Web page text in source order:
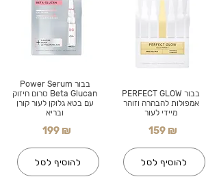
בבור Power Serum
Beta Glucan סרום חיזוק
עם בטא גלוקן לעור קורן
ובריא
199 ₪
להוסיף לסל
בבור PERFECT GLOW
אמפולות להבהרה וזוהר
מיידי לעור
159 ₪
להוסיף לסל